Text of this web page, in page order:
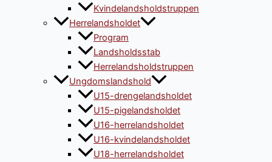
Kvindelandsholdstruppen
Herrelandsholdet
Program
Landsholdsstab
Herrelandsholdstruppen
Ungdomslandshold
U15-drengelandsholdet
U15-pigelandsholdet
U16-herrelandsholdet
U16-kvindelandsholdet
U18-herrelandsholdet